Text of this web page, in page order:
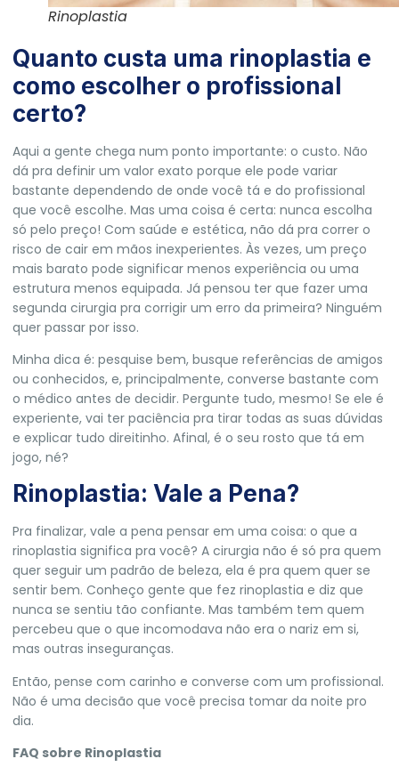
Rinoplastia
Quanto custa uma rinoplastia e
como escolher o profissional
certo?
Aqui a gente chega num ponto importante: o custo. Não
dá pra definir um valor exato porque ele pode variar
bastante dependendo de onde você tá e do profissional
que você escolhe. Mas uma coisa é certa: nunca escolha
só pelo preço! Com saúde e estética, não dá pra correr o
risco de cair em mãos inexperientes. Às vezes, um preço
mais barato pode significar menos experiência ou uma
estrutura menos equipada. Já pensou ter que fazer uma
segunda cirurgia pra corrigir um erro da primeira? Ninguém
quer passar por isso.
Minha dica é: pesquise bem, busque referências de amigos
ou conhecidos, e, principalmente, converse bastante com
o médico antes de decidir. Pergunte tudo, mesmo! Se ele é
experiente, vai ter paciência pra tirar todas as suas dúvidas
e explicar tudo direitinho. Afinal, é o seu rosto que tá em
jogo, né?
Rinoplastia: Vale a Pena?
Pra finalizar, vale a pena pensar em uma coisa: o que a
rinoplastia significa pra você? A cirurgia não é só pra quem
quer seguir um padrão de beleza, ela é pra quem quer se
sentir bem. Conheço gente que fez rinoplastia e diz que
nunca se sentiu tão confiante. Mas também tem quem
percebeu que o que incomodava não era o nariz em si,
mas outras inseguranças.
Então, pense com carinho e converse com um profissional.
Não é uma decisão que você precisa tomar da noite pro
dia.
FAQ sobre Rinoplastia